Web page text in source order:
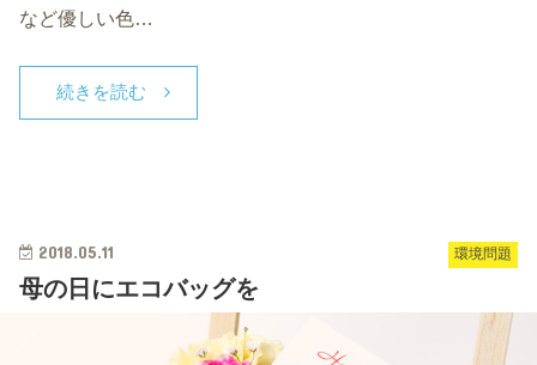
など優しい色…
続きを読む
2018.05.11 環境問題
母の日にエコバッグを